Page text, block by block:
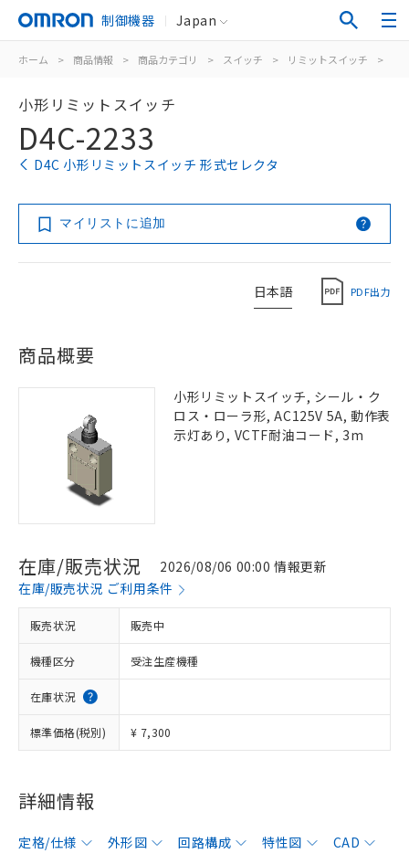
制御機器 Japan
ホーム > 商品情報 > 商品カテゴリ > スイッチ > リミットスイッチ >
小形リミットスイッチ
D4C-2233
D4C 小形リミットスイッチ 形式セレクタ
マイリストに追加
日本語 PDF出力
商品概要
小形リミットスイッチ, シール・ク
ロス・ローラ形, AC125V 5A, 動作表
示灯あり, VCTF耐油コード, 3m
在庫/販売状況
2026/08/06 00:00 情報更新
在庫/販売状況 ご利用条件
販売状況 販売中
機種区分 受注生産機種
在庫状況
標準価格(税別) ¥ 7,300
詳細情報
定格/仕様 外形図 回路構成 特性図
CAD